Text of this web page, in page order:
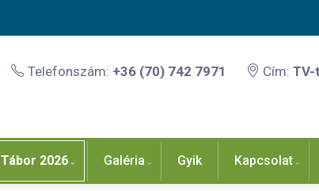
Telefonszám: +36 (70) 742 7971 Cím:
Tábor 2026 Galéria Gyik Kapcsolat